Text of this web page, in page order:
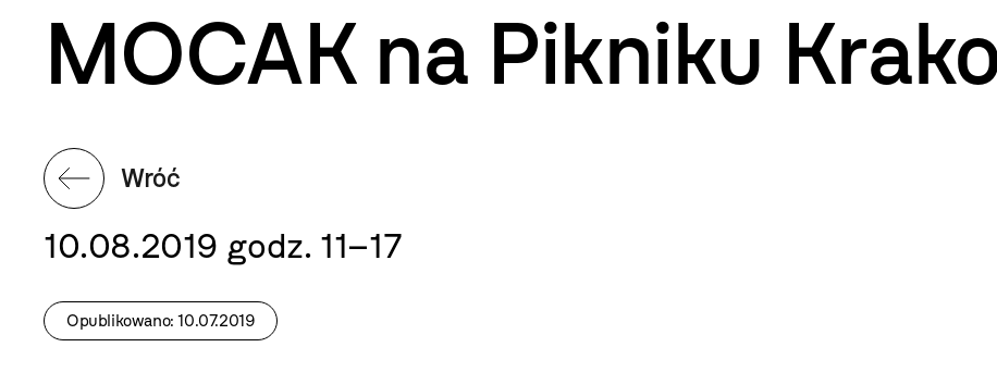
MOCAK na Pikniku
Wróć
10.08.2019 godz. 11–17
Opublikowano: 10.07.2019